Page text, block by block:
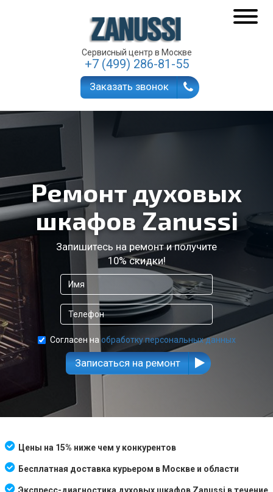
Сервисный центр в Москве
+7 (499) 286-81-55
Заказать звонок
Ремонт духовых
шкафов Zanussi
Запишитесь на ремонт и получите
10% скидки!
Согласен на обработку персональных данных
Записаться на ремонт
Цены на 15% ниже чем у конкурентов
Бесплатная доставка курьером в Москве и области
Экспресс-диагностика духовых шкафов Zanussi в течение